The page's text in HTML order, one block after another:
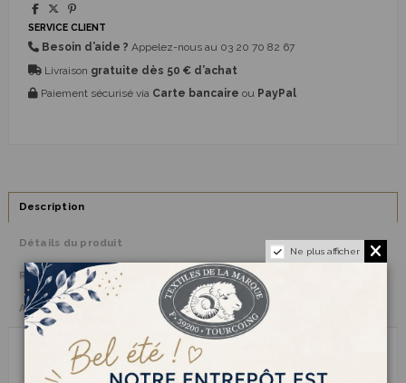
SERVICE CLIENT
Besoin d’aide ? Appelez-nous au 03 20 70 82 67
Livraison gratuite dès 50 € d’achat
Paiement sécurisé via Carte bancaire ou PayPal
Description
Détails du produit
Reviews(0)
Avis clients
Paire de semelles d'Espadrilles
en chanvre et elastomère
Ne plus afficher